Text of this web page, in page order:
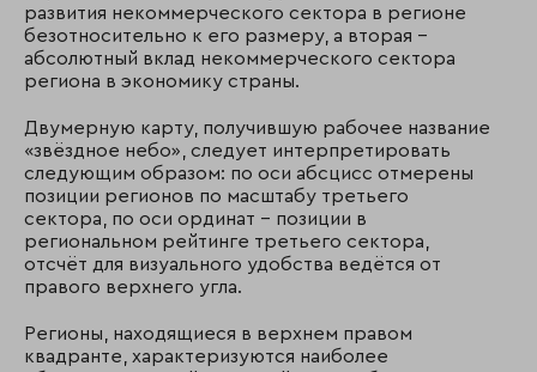
развития некоммерческого сектора в регионе
безотносительно к его размеру, а вторая –
абсолютный вклад некоммерческого сектора
региона в экономику страны.
Двумерную карту, получившую рабочее название
«звёздное небо», следует интерпретировать
следующим образом: по оси абсцисс отмерены
позиции регионов по масштабу третьего
сектора, по оси ординат – позиции в
региональном рейтинге третьего сектора,
отсчёт для визуального удобства ведётся от
правого верхнего угла.
Регионы, находящиеся в верхнем правом
квадранте, характеризуются наиболее